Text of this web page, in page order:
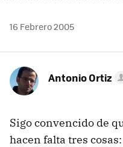
16 Febrero 2005
Antonio Ortiz
Sigo convencido de
hacen falta tres